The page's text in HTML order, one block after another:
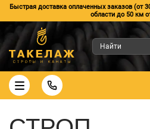
Быстрая доставка оплаченных заказов (от
области до 50 км